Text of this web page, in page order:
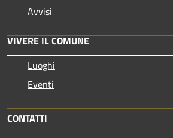
Avvisi
VIVERE IL COMUNE
Luoghi
Eventi
CONTATTI